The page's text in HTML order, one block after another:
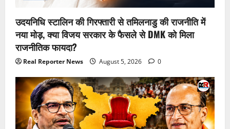
उदयनिधि स्टालिन की गिरफ्तारी से तमिलनाडु की राजनीति में
नया मोड़, क्या विजय सरकार के फैसले से DMK को मिला
राजनीतिक फायदा?
Real Reporter News August 5, 2026 0